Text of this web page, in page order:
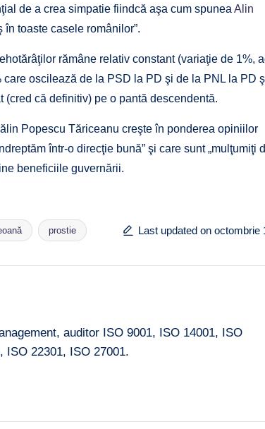
de a crea simpatie fiindcă aşa cum spunea Alin
toaste casele românilor”.
rămâne relativ constant (variaţie de 1%,
oscilează de la PSD la PD şi de la PNL la PD
că definitiv) pe o pantă descendentă.
Popescu Tăriceanu creşte în ponderea opiniilor
într-o direcţie bună” şi care sunt „mulţumiţi
beneficiile guvernării.
prostie Last updated on octombrie
auditor ISO 9001, ISO 14001, ISO
ISO 22301, ISO 27001.